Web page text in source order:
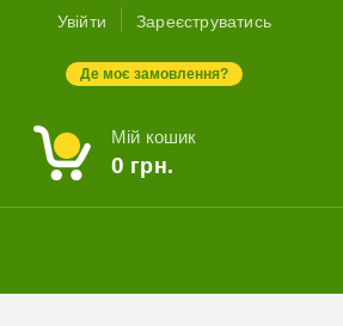
Увійти Зареєструватись
Де моє замовлення?
Мій кошик
0 грн.